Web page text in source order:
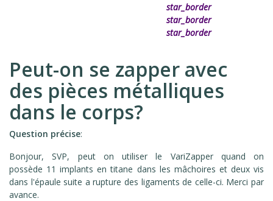
star_border
star_border
star_border
Peut-on se zapper avec
des pièces métalliques
dans le corps?
Question précise:
Bonjour, SVP, peut on utiliser le VariZapper quand on
possède 11 implants en titane dans les mâchoires et deux vis
dans l'épaule suite a rupture des ligaments de celle-ci. Merci par
avance.